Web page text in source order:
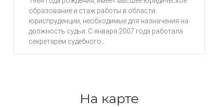
образование и стаж работы в области
юриспруденции, необходимые для назначения на
должность судьи. С января 2007 года работала
секретарем судебного...
На карте